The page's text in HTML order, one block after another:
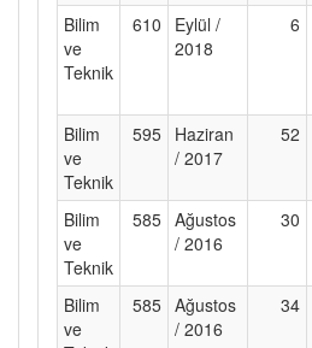
Bilim
ve
Teknik
610
Eylül /
2018
6
Bilim
ve
Teknik
595 Haziran
/ 2017
52
Bilim
ve
Teknik
585 Ağustos
/ 2016
30
Bilim
ve
585 Ağustos
/ 2016
34